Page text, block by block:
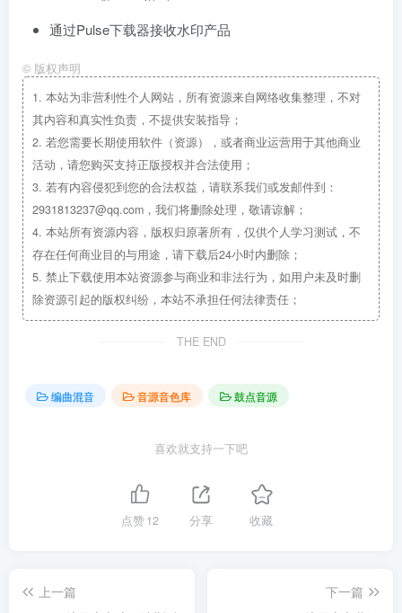
通过Pulse下载器接收水印产品
© 版权声明
1. 本站为非营利性个人网站，所有资源来自网络收集整理，不对
其内容和真实性负责，不提供安装指导；
2. 若您需要长期使用软件（资源），或者商业运营用于其他商业
活动，请您购买支持正版授权并合法使用；
3. 若有内容侵犯到您的合法权益，请联系我们或发邮件到：
2931813237@qq.com，我们将删除处理，敬请谅解；
4. 本站所有资源内容，版权归原著所有，仅供个人学习测试，不
存在任何商业目的与用途，请下载后24小时内删除；
5. 禁止下载使用本站资源参与商业和非法行为，如用户未及时删
除资源引起的版权纠纷，本站不承担任何法律责任；
THE END
编曲混音 音源音色库 鼓点音源
喜欢就支持一下吧
点赞12 分享 收藏
上一篇
下一篇